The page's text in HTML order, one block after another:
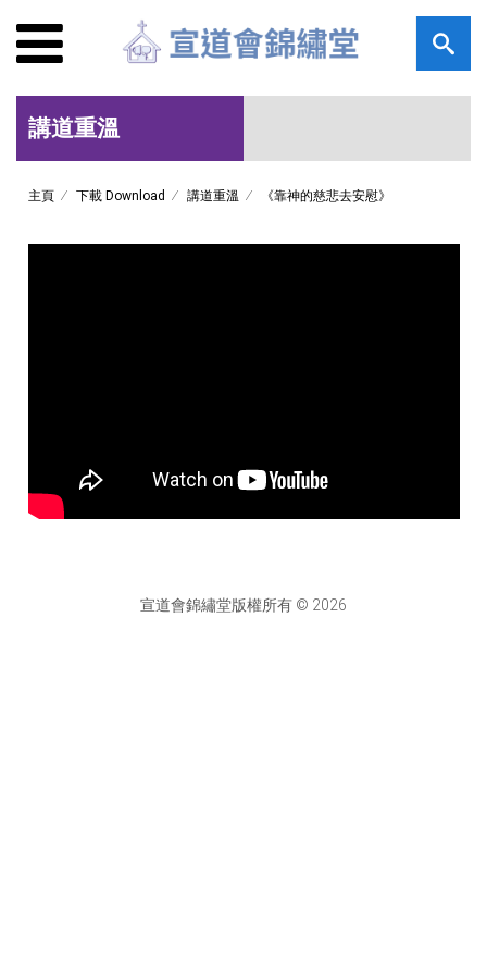
講道重溫
主頁 下載 Download 講道重溫 《靠神的慈悲去安慰》
宣道會錦繡堂版權所有 © 2026